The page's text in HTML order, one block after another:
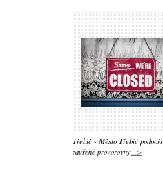
Třebíč - Město Třebíč podpoří
zavřené provozovny...>